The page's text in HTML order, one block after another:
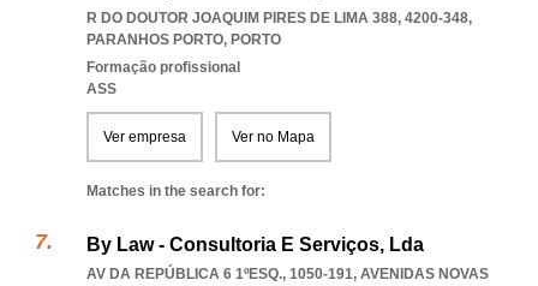
R DO DOUTOR JOAQUIM PIRES DE LIMA 388, 4200-348,
PARANHOS PORTO, PORTO
Formação profissional
ASS
Ver empresa Ver no Mapa
Matches in the search for:
By Law - Consultoria E Serviços, Lda
AV DA REPÚBLICA 6 1ºESQ., 1050-191, AVENIDAS NOVAS